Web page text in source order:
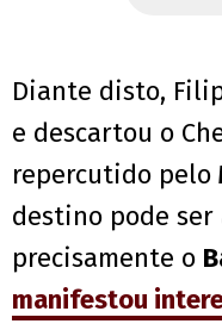
Diante disto,
e descartou o
repercutido pelo
destino pode ser
precisamente o
manifestou